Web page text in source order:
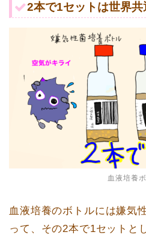
2本で1セットは世界共
血液培養
血液培養のボトルには嫌気
って、その2本で1セットと